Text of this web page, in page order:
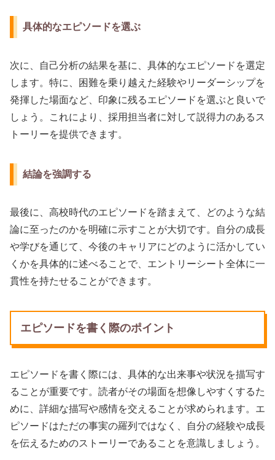
具体的なエピソードを選ぶ
次に、自己分析の結果を基に、具体的なエピソードを選定
します。特に、困難を乗り越えた経験やリーダーシップを
発揮した場面など、印象に残るエピソードを選ぶと良いで
しょう。これにより、採用担当者に対して説得力のあるス
トーリーを提供できます。
結論を強調する
最後に、高校時代のエピソードを踏まえて、どのような結
論に至ったのかを明確に示すことが大切です。自分の成長
や学びを通じて、今後のキャリアにどのように活かしてい
くかを具体的に述べることで、エントリーシート全体に一
貫性を持たせることができます。
エピソードを書く際のポイント
エピソードを書く際には、具体的な出来事や状況を描写す
ることが重要です。読者がその場面を想像しやすくするた
めに、詳細な描写や感情を交えることが求められます。エ
ピソードはただの事実の羅列ではなく、自分の経験や成長
を伝えるためのストーリーであることを意識しましょう。